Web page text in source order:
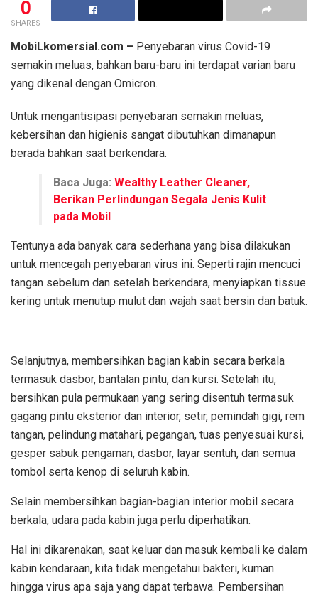
0
SHARES
MobiLkomersial.com – Penyebaran virus Covid-19
semakin meluas, bahkan baru-baru ini terdapat varian baru
yang dikenal dengan Omicron.
Untuk mengantisipasi penyebaran semakin meluas,
kebersihan dan higienis sangat dibutuhkan dimanapun
berada bahkan saat berkendara.
Baca Juga: Wealthy Leather Cleaner,
Berikan Perlindungan Segala Jenis Kulit
pada Mobil
Tentunya ada banyak cara sederhana yang bisa dilakukan
untuk mencegah penyebaran virus ini. Seperti rajin mencuci
tangan sebelum dan setelah berkendara, menyiapkan tissue
kering untuk menutup mulut dan wajah saat bersin dan batuk.
Selanjutnya, membersihkan bagian kabin secara berkala
termasuk dasbor, bantalan pintu, dan kursi. Setelah itu,
bersihkan pula permukaan yang sering disentuh termasuk
gagang pintu eksterior dan interior, setir, pemindah gigi, rem
tangan, pelindung matahari, pegangan, tuas penyesuai kursi,
gesper sabuk pengaman, dasbor, layar sentuh, dan semua
tombol serta kenop di seluruh kabin.
Selain membersihkan bagian-bagian interior mobil secara
berkala, udara pada kabin juga perlu diperhatikan.
Hal ini dikarenakan, saat keluar dan masuk kembali ke dalam
kabin kendaraan, kita tidak mengetahui bakteri, kuman
hingga virus apa saja yang dapat terbawa. Pembersihan